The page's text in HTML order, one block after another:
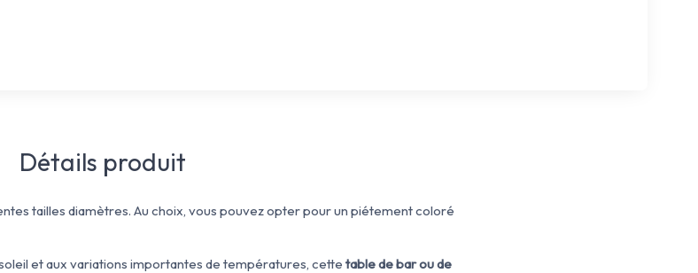
Détails produit
tailles diamètres. Au choix, vous pouvez opter pour un piétement coloré
et aux variations importantes de températures, cette table de bar ou de